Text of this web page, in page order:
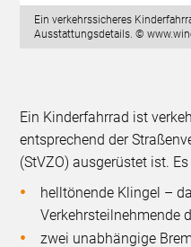
Ein verkehrssicheres
Ausstattungsdetails. ©
Ein Kinderfahrrad ist
entsprechend der
(StVZO) ausgerüstet ist.
helltönende Klingel –
Verkehrsteilnehmende
zwei unabhängige